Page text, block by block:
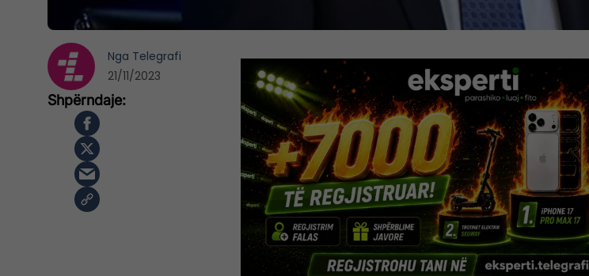
Nga Telegrafi
21/11/2023